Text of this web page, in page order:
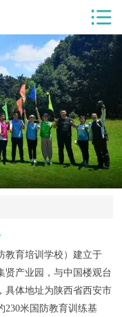
教育培训学校）建立于
贤产业园，与中国楼观台
具体地址为陕西省西安市
230米国防教育训练基